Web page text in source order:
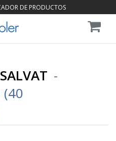
DE PRODUCTOS
-
(40